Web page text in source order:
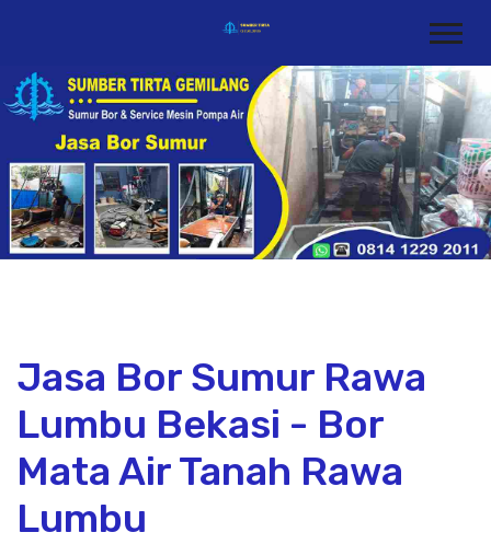
Jasa Bor Sumur Rawa
Lumbu Bekasi - Bor
Mata Air Tanah Rawa
Lumbu